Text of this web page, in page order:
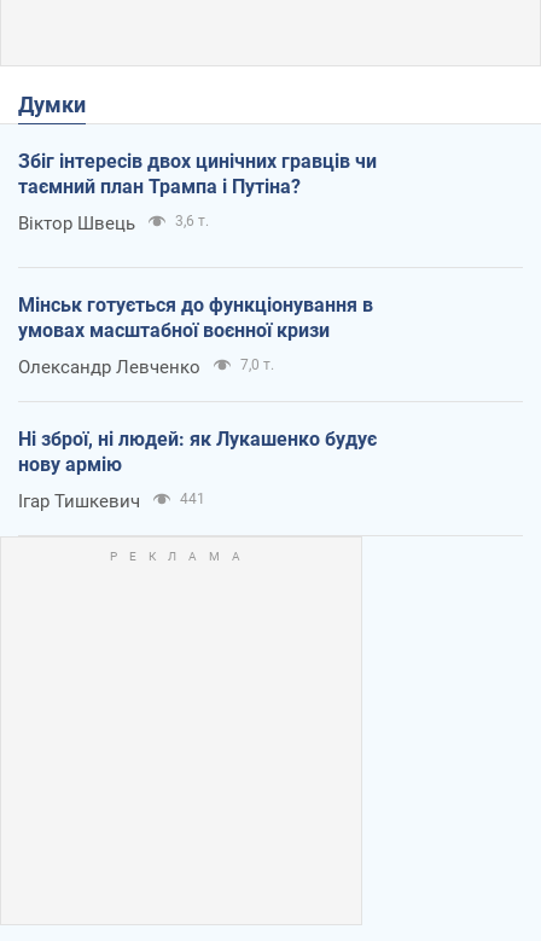
Думки
Збіг інтересів двох цинічних гравців чи
таємний план Трампа і Путіна?
Віктор Швець 3,6 т.
Мінськ готується до функціонування в
умовах масштабної воєнної кризи
Олександр Левченко 7,0 т.
Ні зброї, ні людей: як Лукашенко будує
нову армію
Ігар Тишкевич 441